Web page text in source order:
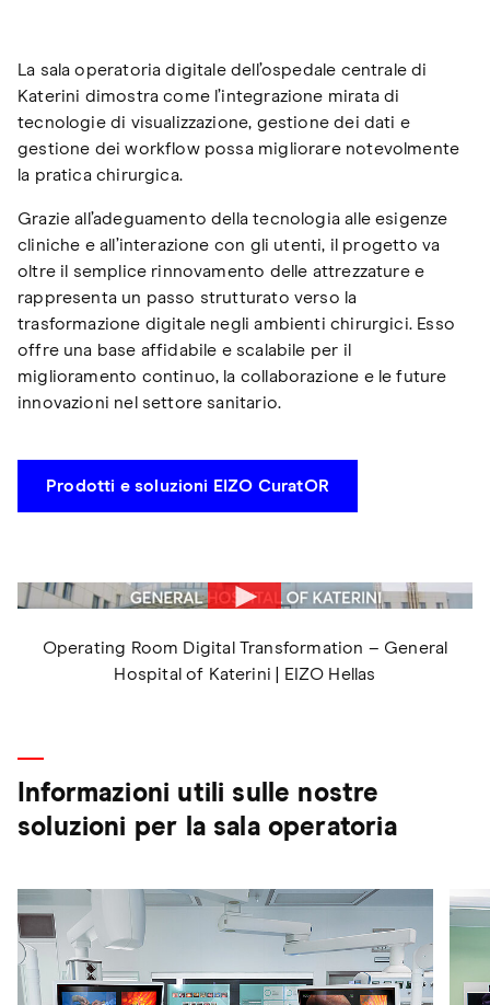
La sala operatoria digitale dell’ospedale centrale di
Katerini dimostra come l’integrazione mirata di
tecnologie di visualizzazione, gestione dei dati e
gestione dei workflow possa migliorare notevolmente
la pratica chirurgica.
Grazie all’adeguamento della tecnologia alle esigenze
cliniche e all’interazione con gli utenti, il progetto va
oltre il semplice rinnovamento delle attrezzature e
rappresenta un passo strutturato verso la
trasformazione digitale negli ambienti chirurgici. Esso
offre una base affidabile e scalabile per il
miglioramento continuo, la collaborazione e le future
innovazioni nel settore sanitario.
Prodotti e soluzioni EIZO CuratOR
Operating Room Digital Transformation – General
Hospital of Katerini | EIZO Hellas
Informazioni utili sulle nostre
soluzioni per la sala operatoria